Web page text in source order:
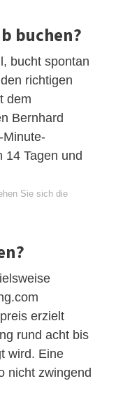
buchen?
bucht spontan
richtigen
dem
Bernhard
Minute-
14 Tagen und
Sie sich die
erzielt
rund acht bis
wird. Eine
nicht zwingend